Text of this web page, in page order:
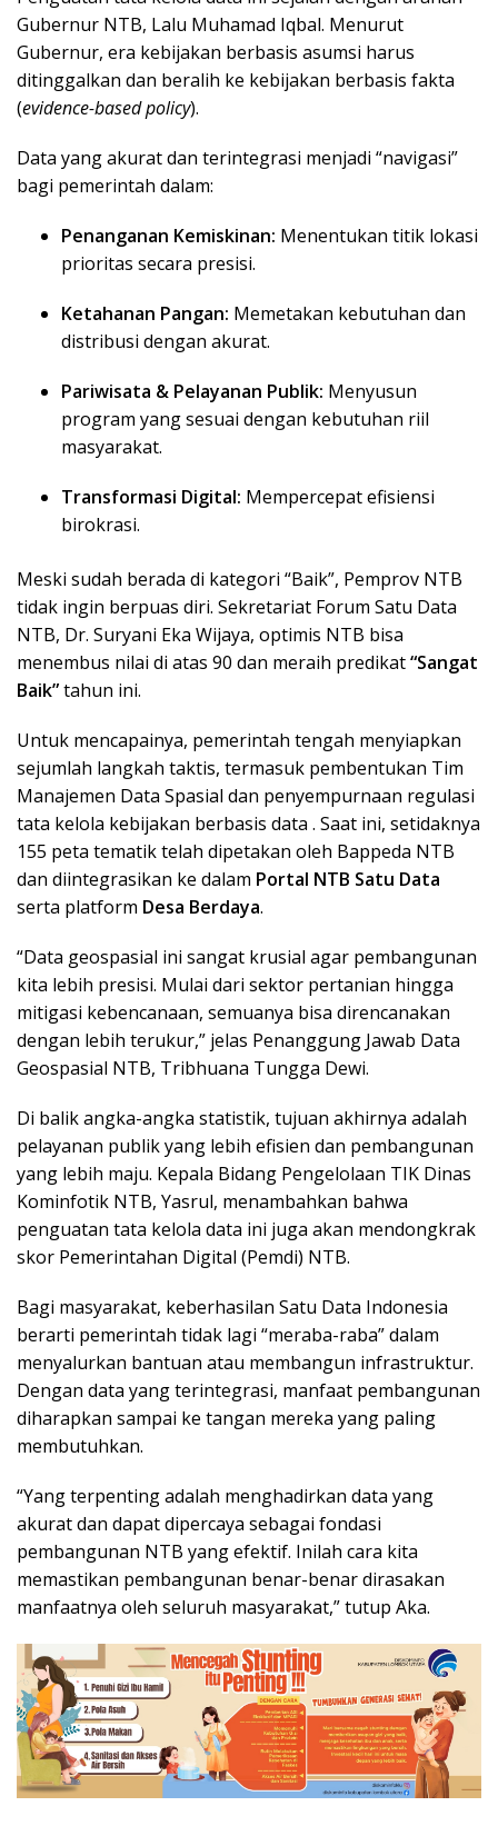
Gubernur NTB, Lalu Muhamad Iqbal. Menurut
Gubernur, era kebijakan berbasis asumsi harus
ditinggalkan dan beralih ke kebijakan berbasis fakta
(evidence-based policy).
Data yang akurat dan terintegrasi menjadi “navigasi”
bagi pemerintah dalam:
Penanganan Kemiskinan: Menentukan titik lokasi
prioritas secara presisi.
Ketahanan Pangan: Memetakan kebutuhan dan
distribusi dengan akurat.
Pariwisata & Pelayanan Publik: Menyusun
program yang sesuai dengan kebutuhan riil
masyarakat.
Transformasi Digital: Mempercepat efisiensi
birokrasi.
Meski sudah berada di kategori “Baik”, Pemprov NTB
tidak ingin berpuas diri. Sekretariat Forum Satu Data
NTB, Dr. Suryani Eka Wijaya, optimis NTB bisa
menembus nilai di atas 90 dan meraih predikat“Sangat
Baik”tahun ini.
Untuk mencapainya, pemerintah tengah menyiapkan
sejumlah langkah taktis, termasuk pembentukan Tim
Manajemen Data Spasial dan penyempurnaan regulasi
tata kelola kebijakan berbasis data . Saat ini, setidaknya
155 peta tematik telah dipetakan oleh Bappeda NTB
dan diintegrasikan ke dalam Portal NTB Satu Data
serta platform Desa Berdaya.
“Data geospasial ini sangat krusial agar pembangunan
kita lebih presisi. Mulai dari sektor pertanian hingga
mitigasi kebencanaan, semuanya bisa direncanakan
dengan lebih terukur,” jelas Penanggung Jawab Data
Geospasial NTB, Tribhuana Tungga Dewi.
Di balik angka-angka statistik, tujuan akhirnya adalah
pelayanan publik yang lebih efisien dan pembangunan
yang lebih maju. Kepala Bidang Pengelolaan TIK Dinas
Kominfotik NTB, Yasrul, menambahkan bahwa
penguatan tata kelola data ini juga akan mendongkrak
skor Pemerintahan Digital (Pemdi) NTB.
Bagi masyarakat, keberhasilan Satu Data Indonesia
berarti pemerintah tidak lagi “meraba-raba” dalam
menyalurkan bantuan atau membangun infrastruktur.
Dengan data yang terintegrasi, manfaat pembangunan
diharapkan sampai ke tangan mereka yang paling
membutuhkan.
“Yang terpenting adalah menghadirkan data yang
akurat dan dapat dipercaya sebagai fondasi
pembangunan NTB yang efektif. Inilah cara kita
memastikan pembangunan benar-benar dirasakan
manfaatnya oleh seluruh masyarakat,” tutup Aka.